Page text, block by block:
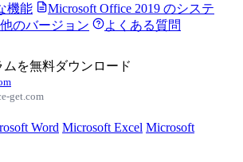
機能
Microsoft Office 2019 のシステ
のバージョン
よくある質問
ムを無料ダウンロード
get.com
Word Microsoft Excel Microsoft